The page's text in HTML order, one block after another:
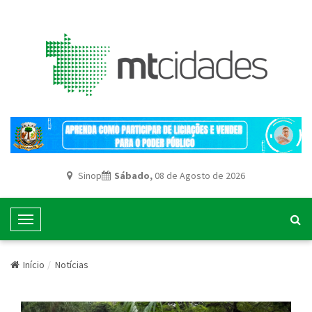
Sinop Sábado, 08 de Agosto de 2026
T
o
g
e
Início Notícias